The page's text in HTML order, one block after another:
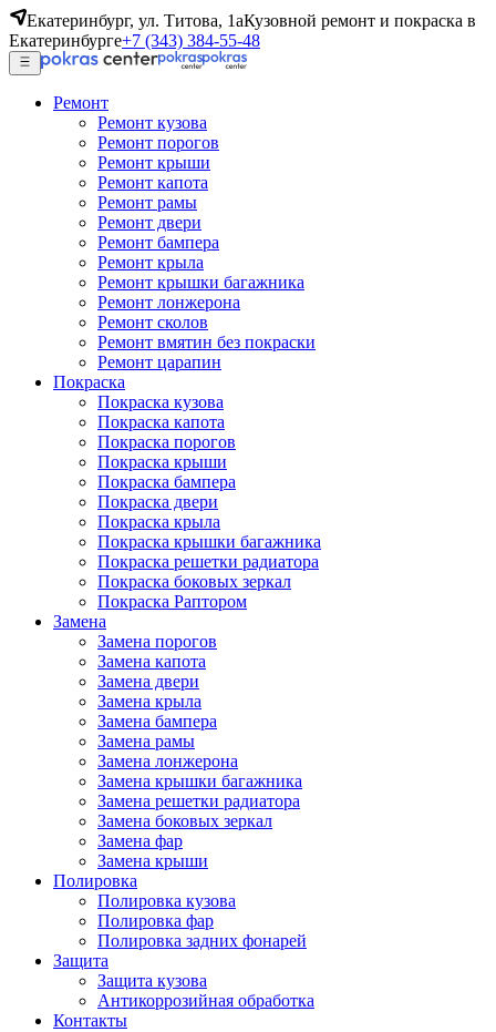
Екатеринбург, ул. Титова, 1аКузовной ремонт и покраска в
Екатеринбурге+7 (343) 384-55-48
Ремонт
Ремонт кузова
Ремонт порогов
Ремонт крыши
Ремонт капота
Ремонт рамы
Ремонт двери
Ремонт бампера
Ремонт крыла
Ремонт крышки багажника
Ремонт лонжерона
Ремонт сколов
Ремонт вмятин без покраски
Ремонт царапин
Покраска
Покраска кузова
Покраска капота
Покраска порогов
Покраска крыши
Покраска бампера
Покраска двери
Покраска крыла
Покраска крышки багажника
Покраска решетки радиатора
Покраска боковых зеркал
Покраска Раптором
Замена
Замена порогов
Замена капота
Замена двери
Замена крыла
Замена бампера
Замена рамы
Замена лонжерона
Замена крышки багажника
Замена решетки радиатора
Замена боковых зеркал
Замена фар
Замена крыши
Полировка
Полировка кузова
Полировка фар
Полировка задних фонарей
Защита
Защита кузова
Антикоррозийная обработка
Контакты